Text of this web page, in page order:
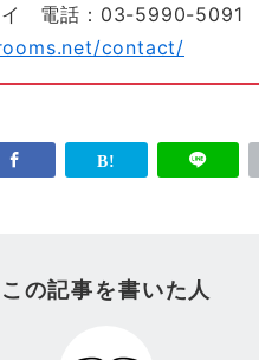
イ 電話：03-5990-5091
contact/
この記事を書いた人